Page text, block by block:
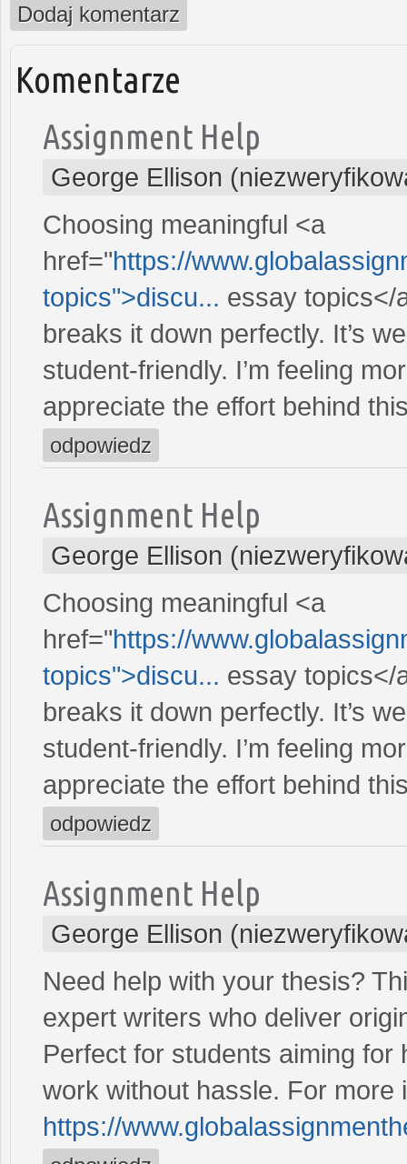
Dodaj komentarz
Komentarze
Assignment Help
George Ellison
Choosing meaningful <a
href="https://
topics">discu... essay topics</
breaks it down perfectly. It’s
student-friendly. I’m feeling
appreciate the effort behind
odpowiedz
Assignment Help
George Ellison
Choosing meaningful <a
href="https://
topics">discu... essay topics</
breaks it down perfectly. It’s
student-friendly. I’m feeling
appreciate the effort behind
odpowiedz
Assignment Help
George Ellison
Need help with your thesis?
expert writers who deliver
Perfect for students aiming
work without hassle. For more
https://